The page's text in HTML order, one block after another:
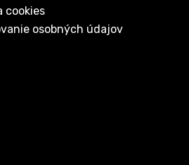
cookies
osobných údajov